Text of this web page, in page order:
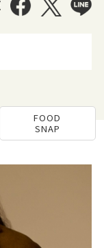
FOOD
SNAP